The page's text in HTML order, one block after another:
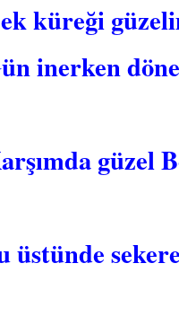
küreği
inerken
güzel
üstünde